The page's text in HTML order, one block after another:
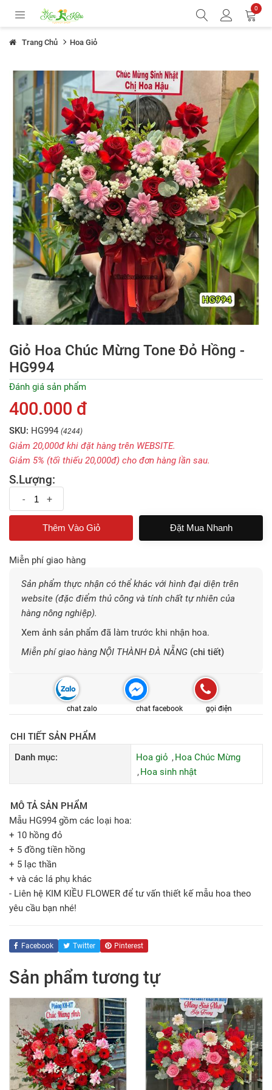
0
Trang Chủ Hoa Giỏ
Giỏ Hoa Chúc Mừng Tone Đỏ Hồng -
HG994
Đánh giá sản phẩm
400.000 đ
SKU: HG994 (4244)
Giảm 20,000đ khi đặt hàng trên WEBSITE.
Giảm 5% (tối thiếu 20,000đ) cho đơn hàng lần sau.
S.Lượng:
- +
Đặt Mua Nhanh
Miễn phí giao hàng
Sản phẩm thực nhận có thể khác với hình đại diện trên
website (đặc điểm thủ công và tính chất tự nhiên của
hàng nông nghiệp).
Xem ảnh sản phẩm đã làm trước khi nhận hoa.
Miễn phí giao hàng NỘI THÀNH ĐÀ NẴNG (chi tiết)
chat zalo chat facebook gọi điện
CHI TIẾT SẢN PHẨM
Danh mục:
Hoa giỏ
Hoa Chúc Mừng
Hoa sinh nhật
MÔ TẢ SẢN PHẨM
Mẫu HG994 gồm các loại hoa:
+ 10 hồng đỏ
+ 5 đồng tiền hồng
+ 5 lạc thần
+ và các lá phụ khác
- Liên hệ KIM KIỀU FLOWER để tư vấn thiết kế mẫu hoa theo
yêu cầu bạn nhé!
Facebook Twitter Pinterest
Sản phẩm tương tự